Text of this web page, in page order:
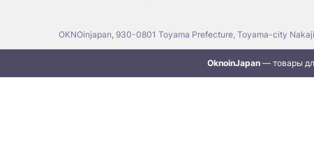
OKNOinjapan, 930-0801 Toyama Prefecture, Toyama-city
OknoinJapan — товары